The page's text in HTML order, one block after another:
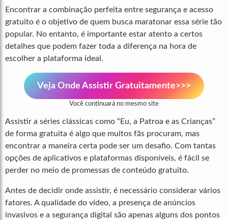
Encontrar a combinação perfeita entre segurança e acesso
gratuito é o objetivo de quem busca maratonar essa série tão
popular. No entanto, é importante estar atento a certos
detalhes que podem fazer toda a diferença na hora de
escolher a plataforma ideal.
Veja Onde Assistir Gratuitamente>>>
Você continuará no mesmo site
Assistir a séries clássicas como “Eu, a Patroa e as Crianças”
de forma gratuita é algo que muitos fãs procuram, mas
encontrar a maneira certa pode ser um desafio. Com tantas
opções de aplicativos e plataformas disponíveis, é fácil se
perder no meio de promessas de conteúdo gratuito.
Antes de decidir onde assistir, é necessário considerar vários
fatores. A qualidade do vídeo, a presença de anúncios
invasivos e a segurança digital são apenas alguns dos pontos